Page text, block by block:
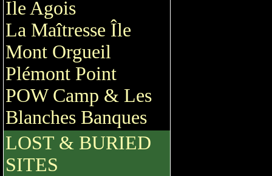
Ile Agois
La Maîtresse Île
Mont Orgueil
Plémont Point
POW Camp & Les
Blanches Banques
LOST & BURIED
SITES